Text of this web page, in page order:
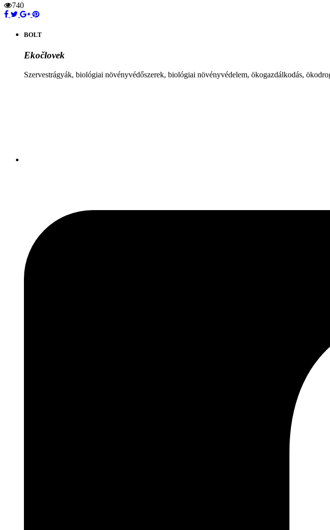
740
BOLT
Ekočlovek
Szervestrágyák, biológiai növényvédőszerek, biológiai növényvédelem, ökogazdálkodás,